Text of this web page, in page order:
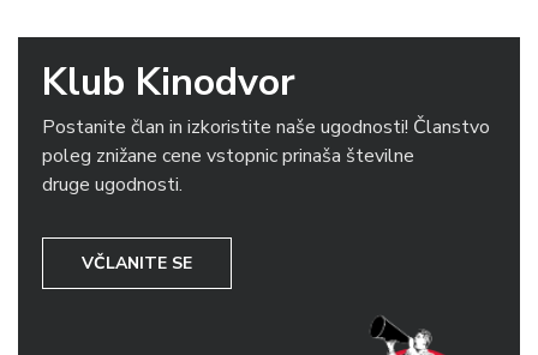
Klub Kinodvor
Postanite član in izkoristite naše ugodnosti! Članstvo
poleg znižane cene vstopnic prinaša številne
druge ugodnosti.
VČLANITE SE